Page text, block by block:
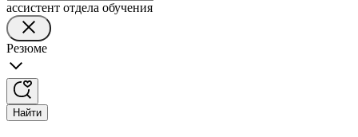
ассистент отдела обучения
Резюме
Найти